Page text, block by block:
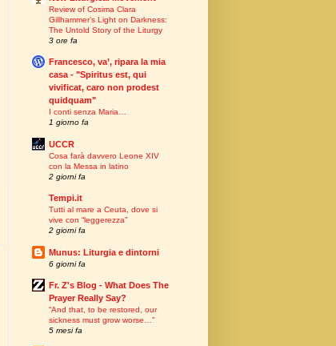
Review of Cosima Clara
Gillhammer’s Light on Darkness:
The Untold Story of the Liturgy
3 ore fa
Francesco, va’, ripara la mia
casa - "Spiritus est, qui
vivificat, caro non prodest
quidquam"
I conti senza Maria…
1 giorno fa
UCCR
Cosa farà davvero Leone XIV
con la Messa in latino
2 giorni fa
Tempi.it
Tutti al mare a Ceuta, dove si
vive con “leggerezza”
2 giorni fa
Munus: Liturgia e dintorni
6 giorni fa
Fr. Z's Blog - What Does The
Prayer Really Say?
“And that, to be restored, our
sickness must grow worse…”
5 mesi fa